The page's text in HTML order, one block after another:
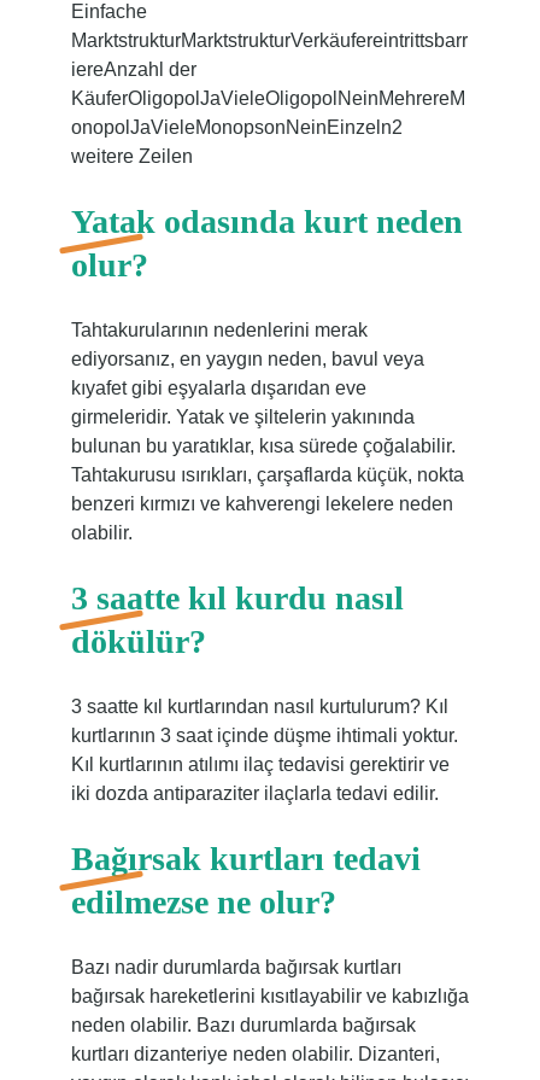
Einfache
MarktstrukturMarktstrukturVerkäufereintrittsbarr
iereAnzahl der
KäuferOligopolJaVieleOligopolNeinMehrereM
onopolJaVieleMonopsonNeinEinzeln2
weitere Zeilen
Yatak odasında kurt neden
olur?
Tahtakurularının nedenlerini merak
ediyorsanız, en yaygın neden, bavul veya
kıyafet gibi eşyalarla dışarıdan eve
girmeleridir. Yatak ve şiltelerin yakınında
bulunan bu yaratıklar, kısa sürede çoğalabilir.
Tahtakurusu ısırıkları, çarşaflarda küçük, nokta
benzeri kırmızı ve kahverengi lekelere neden
olabilir.
3 saatte kıl kurdu nasıl
dökülür?
3 saatte kıl kurtlarından nasıl kurtulurum? Kıl
kurtlarının 3 saat içinde düşme ihtimali yoktur.
Kıl kurtlarının atılımı ilaç tedavisi gerektirir ve
iki dozda antiparaziter ilaçlarla tedavi edilir.
Bağırsak kurtları tedavi
edilmezse ne olur?
Bazı nadir durumlarda bağırsak kurtları
bağırsak hareketlerini kısıtlayabilir ve kabızlığa
neden olabilir. Bazı durumlarda bağırsak
kurtları dizanteriye neden olabilir. Dizanteri,